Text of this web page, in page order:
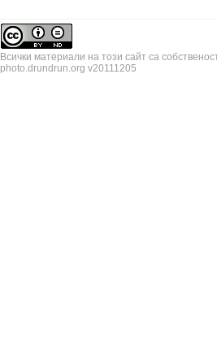
Всички материали на този сайт са
photo.drundrun.org v20111205